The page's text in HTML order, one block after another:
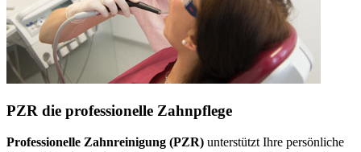
PZR die professionelle Zahnpflege
Professionelle Zahnreinigung (PZR) unterstützt Ihre persönliche